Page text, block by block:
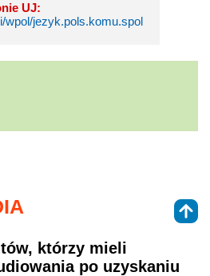
UJ:
wpol/jezyk.pols.komu.spol
którzy mieli
po uzyskaniu